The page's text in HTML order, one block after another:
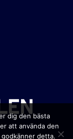
dig den bästa
att använda den
detta.